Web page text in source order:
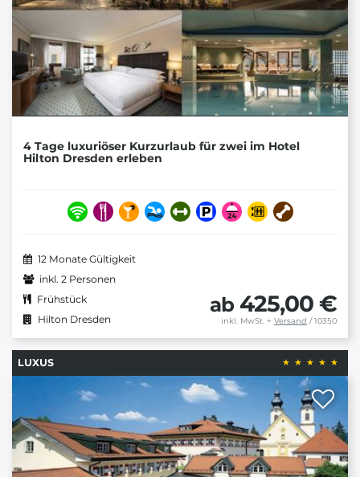
4 Tage luxuriöser Kurzurlaub für zwei im Hotel
Hilton Dresden erleben
12 Monate Gültigkeit
inkl. 2 Personen
Frühstück
Hilton Dresden
ab 425,00 €
inkl. MwSt. + Versand / 10350
LUXUS